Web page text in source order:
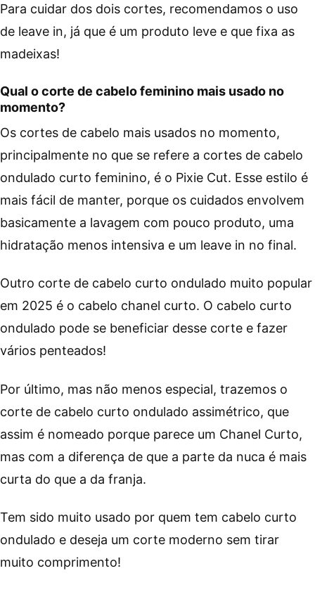
Para cuidar dos dois cortes, recomendamos o uso
de leave in, já que é um produto leve e que fixa as
madeixas!
Qual o corte de cabelo feminino mais usado no
momento?
Os cortes de cabelo mais usados no momento,
principalmente no que se refere a cortes de cabelo
ondulado curto feminino, é o Pixie Cut. Esse estilo é
mais fácil de manter, porque os cuidados envolvem
basicamente a lavagem com pouco produto, uma
hidratação menos intensiva e um leave in no final.
Outro corte de cabelo curto ondulado muito popular
em 2025 é o cabelo chanel curto. O cabelo curto
ondulado pode se beneficiar desse corte e fazer
vários penteados!
Por último, mas não menos especial, trazemos o
corte de cabelo curto ondulado assimétrico, que
assim é nomeado porque parece um Chanel Curto,
mas com a diferença de que a parte da nuca é mais
curta do que a da franja.
Tem sido muito usado por quem tem cabelo curto
ondulado e deseja um corte moderno sem tirar
muito comprimento!